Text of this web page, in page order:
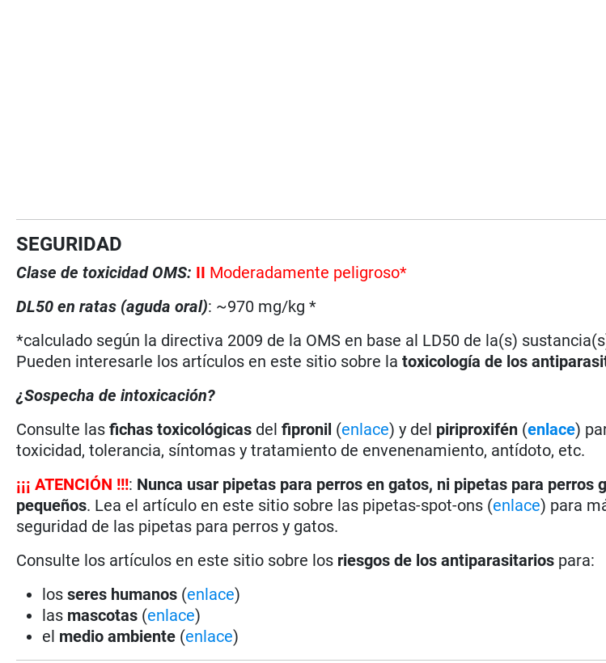
SEGURIDAD
Clase de toxicidad OMS: II Moderadamente peligroso*
DL50 en ratas (aguda oral): ~970 mg/kg *
*calculado según la directiva 2009 de la OMS en base al LD50 de la(s)
Pueden interesarle los artículos en este sitio sobre la toxicología de los
¿Sospecha de intoxicación?
Consulte lasfichas toxicológicas delfipronil (enlace) y del piriproxifén (enlace)
toxicidad, tolerancia, síntomas y tratamiento de envenenamiento, antídoto, etc.
¡¡¡ATENCIÓN !!!: Nunca usar pipetas para perros en gatos, ni pipetas para perros
pequeños. Lea el artículo en este sitio sobre las pipetas-spot-ons (enlace) para
seguridad de las pipetas para perros y gatos.
Consulte los artículos en este sitio sobre los riesgos de los antiparasitarios para:
losseres humanos (enlace)
las mascotas (enlace)
el medio ambiente (enlace)